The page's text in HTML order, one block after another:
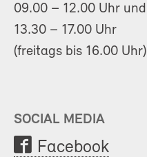
09.00 – 12.00 Uhr und
13.30 – 17.00 Uhr
(freitags bis 16.00 Uhr)
SOCIAL MEDIA
Facebook